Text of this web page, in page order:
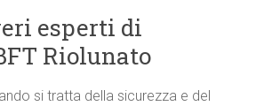
esperti di
Riolunato
si tratta della sicurezza e del